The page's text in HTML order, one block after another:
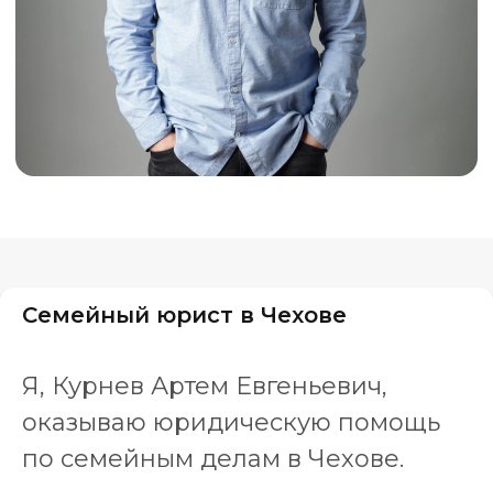
Семейный юрист в Чехове
Я, Курнев Артем Евгеньевич,
оказываю юридическую помощь
по семейным делам в Чехове.